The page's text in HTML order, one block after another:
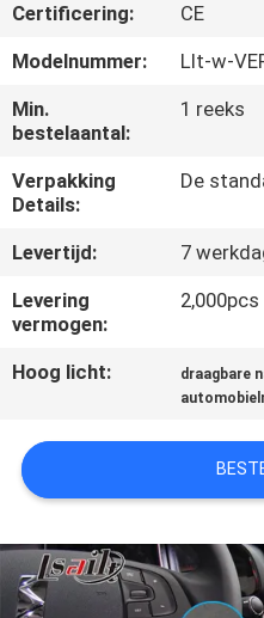
FABRIEKSREIS
CONTACTEER
ONS
NIEUWS
GEVALLEN
SITEMAP
PRIVACY
POLICY
Certificering:
CE
Modelnummer:
Llt-w-
Min.
bestelaantal:
1 reeks
Verpakking
Details:
De
Levertijd:
7
Levering
vermogen:
Hoog licht: draagbare